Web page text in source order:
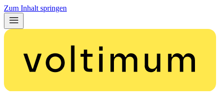
Zum Inhalt springen